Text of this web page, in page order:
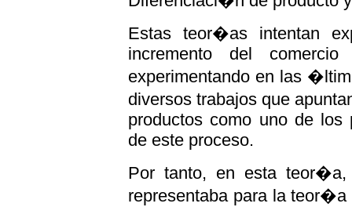
Estas teor�as intentan
incremento del
experimentando en las
diversos trabajos que
productos como uno de los
de este proceso.
Por tanto, en esta
representaba para la